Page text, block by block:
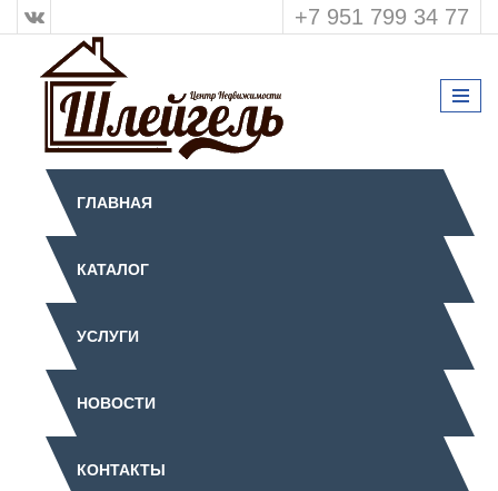
+7 951 799 34 77
ГЛАВНАЯ
КАТАЛОГ
УСЛУГИ
НОВОСТИ
КОНТАКТЫ